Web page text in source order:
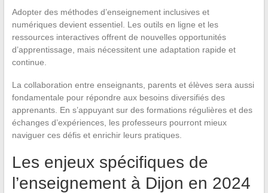
Adopter des méthodes d’enseignement inclusives et
numériques devient essentiel. Les outils en ligne et les
ressources interactives offrent de nouvelles opportunités
d’apprentissage, mais nécessitent une adaptation rapide et
continue.
La collaboration entre enseignants, parents et élèves sera aussi
fondamentale pour répondre aux besoins diversifiés des
apprenants. En s’appuyant sur des formations régulières et des
échanges d’expériences, les professeurs pourront mieux
naviguer ces défis et enrichir leurs pratiques.
Les enjeux spécifiques de
l’enseignement à Dijon en 2024